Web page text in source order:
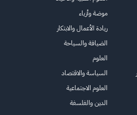
موضة وأزياء
ريادة الأعمال والابتكار
الضيافة والسياحة
العلوم
السياسة والاقتصاد
العلوم الاجتماعية
الدين والفلسفة